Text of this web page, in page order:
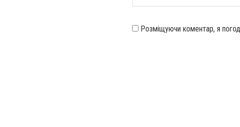
Розміщуючи коментар, я